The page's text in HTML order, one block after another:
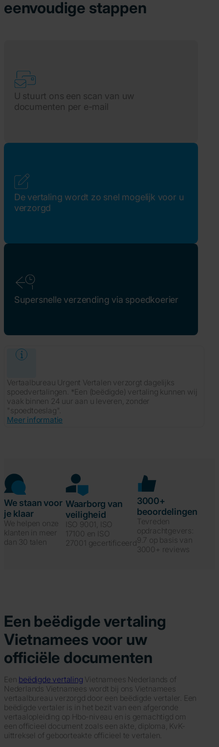
eenvoudige stappen
U stuurt ons een scan van uw
documenten per e-mail
De vertaling wordt zo snel mogelijk voor u
verzorgd
Supersnelle verzending via spoedkoerier
Vertaalbureau Urgent Vertalen verzorgt dagelijks
spoedvertalingen. *Een (beëdigde) vertaling kunnen wij
vaak binnen 24 uur aan u leveren, zonder
"spoedtoeslag".
Meer informatie
We staan voor
je klaar
We helpen onze
klanten in meer
dan 30 talen
Waarborg van
veiligheid
ISO 9001, ISO
17100 en ISO
27001 gecertificeerd
3000+
beoordelingen
Tevreden
opdrachtgevers:
9.7 op basis van
3000+ reviews
Een beëdigde vertaling
Vietnamees voor uw
officiële documenten
Een beëdigde vertaling Vietnamees Nederlands of
Nederlands Vietnamees wordt bij ons Vietnamees
vertaalbureau verzorgd door een beëdigde vertaler. Een
beëdigde vertaler is in het bezit van een afgeronde
vertaalopleiding op Hbo-niveau en is gemachtigd om
een officieel document zoals een akte, diploma, KvK-
uittreksel of geboorteakte officieel te vertalen.